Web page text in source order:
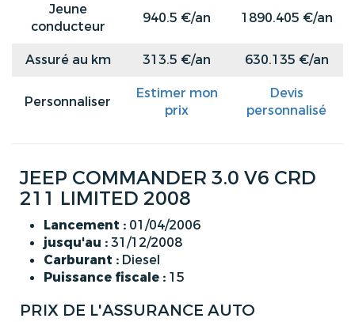
Jeune
conducteur
940.5 €/an 1890.405 €/an
Assuré au km 313.5 €/an 630.135 €/an
Personnaliser
Estimer mon
prix
Devis
personnalisé
JEEP COMMANDER 3.0 V6 CRD
211 LIMITED 2008
Lancement : 01/04/2006
jusqu'au :31/12/2008
Carburant : Diesel
Puissance fiscale : 15
PRIX DE L'ASSURANCE AUTO